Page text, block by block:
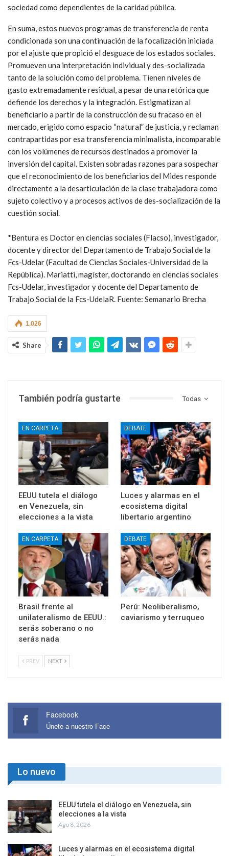
sociedad como dependientes de la caridad pública.
En suma, estos nuevos programas de transferencia de renta
condicionada son una continuación de la focalización iniciada
por el ajuste que propició el desguace de los estados sociales.
Promueven una interpretación individual y des-socializada
tanto de la solución como del problema. Tienen niveles de
gasto extremadamente residual, a pesar de una retórica que
defiende los derechos y la integración. Estigmatizan al
beneficiario a partir de la construcción de su fracaso en el
mercado, erigido como espacio “natural” de justicia, y reclaman
contrapartidas por esa transferencia minimalista, incomparable
con los volúmenes de recursos destinados a promover la
inversión del capital. Existen sobradas razones para sospechar
que el reconocimiento de los beneficiarios del Mides responde
directamente a la desarticulación de la clase trabajadora como
sujeto colectivo y a procesos activos de des-socialización de la
cuestión social.
*Bentura es Doctor en ciencias sociales (Flacso), investigador,
docente y director del Departamento de Trabajo Social de la
Fcs-Udelar (Facultad de Ciencias Sociales-Universidad de la
República). Mariatti, magíster, doctorando en ciencias sociales
Fcs-Udelar, investigador y docente del Departamento de
Trabajo Social de la Fcs-UdelaR. Fuente: Semanario Brecha
1.026
Share
Todas
También podría gustarte
EN CARPETA
EEUU tutela el diálogo
en Venezuela, sin
elecciones a la vista
DEBATE
Luces y alarmas en el
ecosistema digital
libertario argentino
EN CARPETA
Brasil frente al
unilateralismo de EEUU.:
serás soberano o no
serás nada
DEBATE
Perú: Neoliberalismo,
caviarismo y terruqueo
PREV NEXT
Facebook
Únete a nuestro Face
Lo nuevo
EEUU tutela el diálogo en Venezuela, sin
elecciones a la vista
Ago 8, 2026
Luces y alarmas en el ecosistema digital